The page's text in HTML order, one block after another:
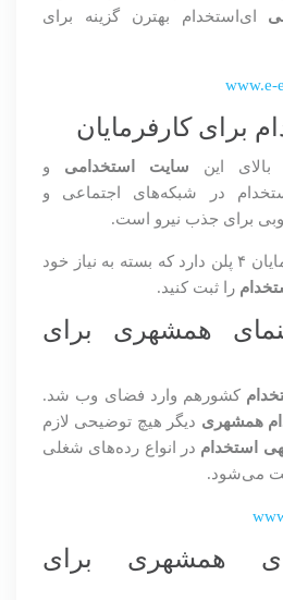
ای‌استخدام بهترن گزینه برای
www.e-
برای کارفرمایان
بالای این سایت استخدامی و
در شبکه‌های اجتماعی و
برای جذب نیرو است.
ای‌استخدام برای کارفرمایان ۴ پلن دارد که بسته به نیاز خود
را ثبت کنید.
همشهری برای
کشورهم وارد فضای وب شد.
همشهری دیگر هیچ توضیحی لازم
استخدام در انواع رده‌های شغلی
می‌شود.
همشهری برای